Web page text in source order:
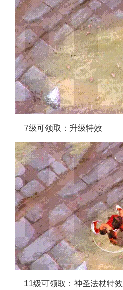
7级可领取：升级特效
11级可领取：神圣法杖特效